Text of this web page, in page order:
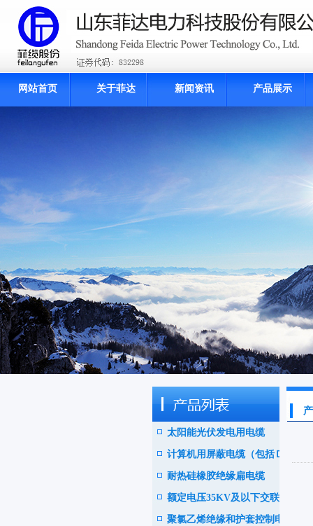
网站首页 关于菲达 新闻资讯 产品展示
太阳能光伏发电用电缆
计算机用屏蔽电缆（包括ＤＣ
Ｓ电缆）
耐热硅橡胶绝缘扁电缆
额定电压35KV及以下交联聚
乙绝缘阻燃电力电缆
聚氯乙烯绝缘和护套控制电缆